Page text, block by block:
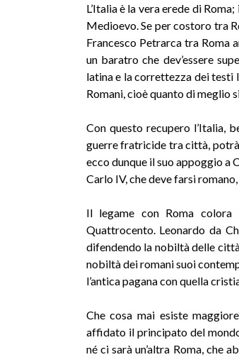
L’Italia è la vera erede di
Medioevo. Se per costoro tra
Francesco Petrarca tra Roma
un baratro che dev’essere
latina e la correttezza dei
Romani, cioè quanto di meglio
Con questo recupero l’Italia,
guerre fratricide tra città,
ecco dunque il suo appoggio a
Carlo IV, che deve farsi
Il legame con Roma
Quattrocento. Leonardo da
difendendo la nobiltà delle
nobiltà dei romani suoi
l’antica pagana con quella
Che cosa mai esiste
affidato il principato del
né ci sarà un’altra Roma, che